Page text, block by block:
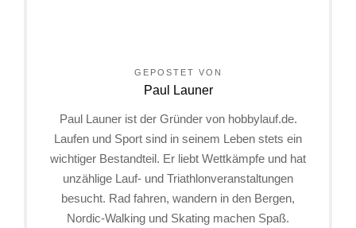
GEPOSTET VON
Paul Launer
Paul Launer ist der Gründer von hobbylauf.de.
Laufen und Sport sind in seinem Leben stets ein
wichtiger Bestandteil. Er liebt Wettkämpfe und hat
unzählige Lauf- und Triathlonveranstaltungen
besucht. Rad fahren, wandern in den Bergen,
Nordic-Walking und Skating machen Spaß.